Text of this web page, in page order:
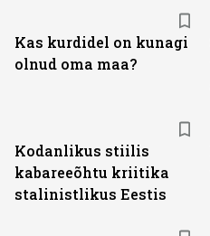
Kas kurdidel on kunagi
olnud oma maa?
Kodanlikus stiilis
kabareeõhtu kriitika
stalinistlikus Eestis